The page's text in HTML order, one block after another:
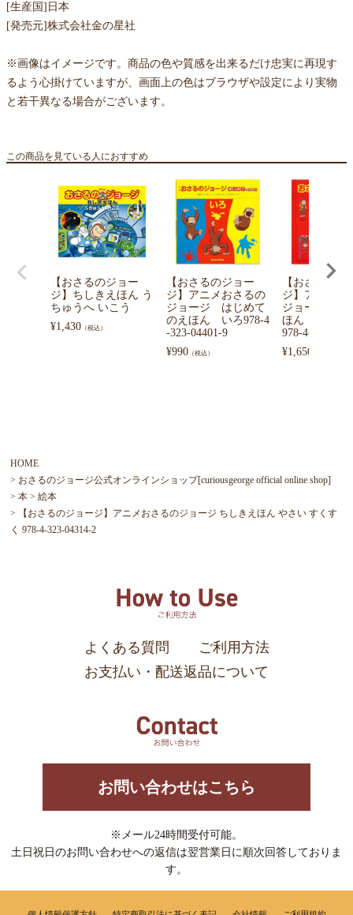
[生産国]日本
[発売元]株式会社金の星社
※画像はイメージです。商品の色や質感を出来るだけ忠実に再現す
るよう心掛けていますが、画面上の色はブラウザや設定により実物
と若干異なる場合がございます。
この商品を見ている人におすすめ
【おさるのジョー
ジ】ちしきえほん う
ちゅうへ いこう
¥1,430 （税込）
【おさるのジョー
ジ】アニメおさるの
ジョージ はじめて
のえほん いろ978-4
-323-04401-9
¥990 （税込）
【おさるのジ
ジ】アニメお
ジョージ と
ほん いまな
978-4-323-
¥1,650
HOME
おさるのジョージ公式オンラインショップ[curiousgeorge official online shop]
本
絵本
【おさるのジョージ】アニメおさるのジョージ ちしきえほん やさい すくす
く 978-4-323-04314-2
よくある質問
ご利用方法
お支払い・配送返品について
お問い合わせはこちら
※メール24時間受付可能。
土日祝日のお問い合わせへの返信は翌営業日に順次回答しておりま
す。